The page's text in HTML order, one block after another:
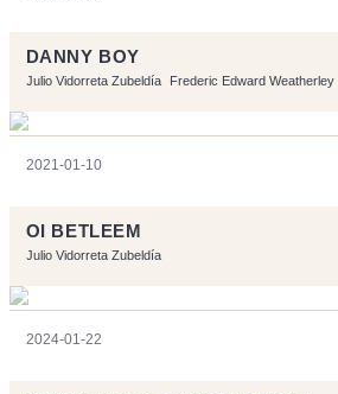
DANNY BOY
Julio Vidorreta Zubeldía Frederic Edward Weatherley
2021-01-10
OI BETLEEM
Julio Vidorreta Zubeldía
2024-01-22